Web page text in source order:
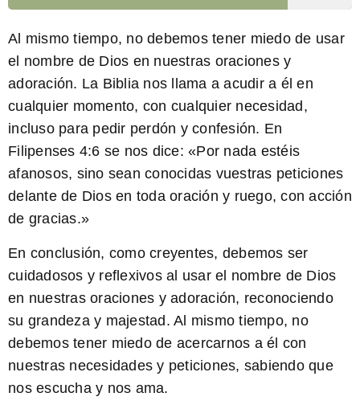
Al mismo tiempo, no debemos tener miedo de usar
el nombre de Dios en nuestras oraciones y
adoración. La Biblia nos llama a acudir a él en
cualquier momento, con cualquier necesidad,
incluso para pedir perdón y confesión. En
Filipenses 4:6 se nos dice: «Por nada estéis
afanosos, sino sean conocidas vuestras peticiones
delante de Dios en toda oración y ruego, con acción
de gracias.»
En conclusión, como creyentes, debemos ser
cuidadosos y reflexivos al usar el nombre de Dios
en nuestras oraciones y adoración, reconociendo
su grandeza y majestad. Al mismo tiempo, no
debemos tener miedo de acercarnos a él con
nuestras necesidades y peticiones, sabiendo que
nos escucha y nos ama.